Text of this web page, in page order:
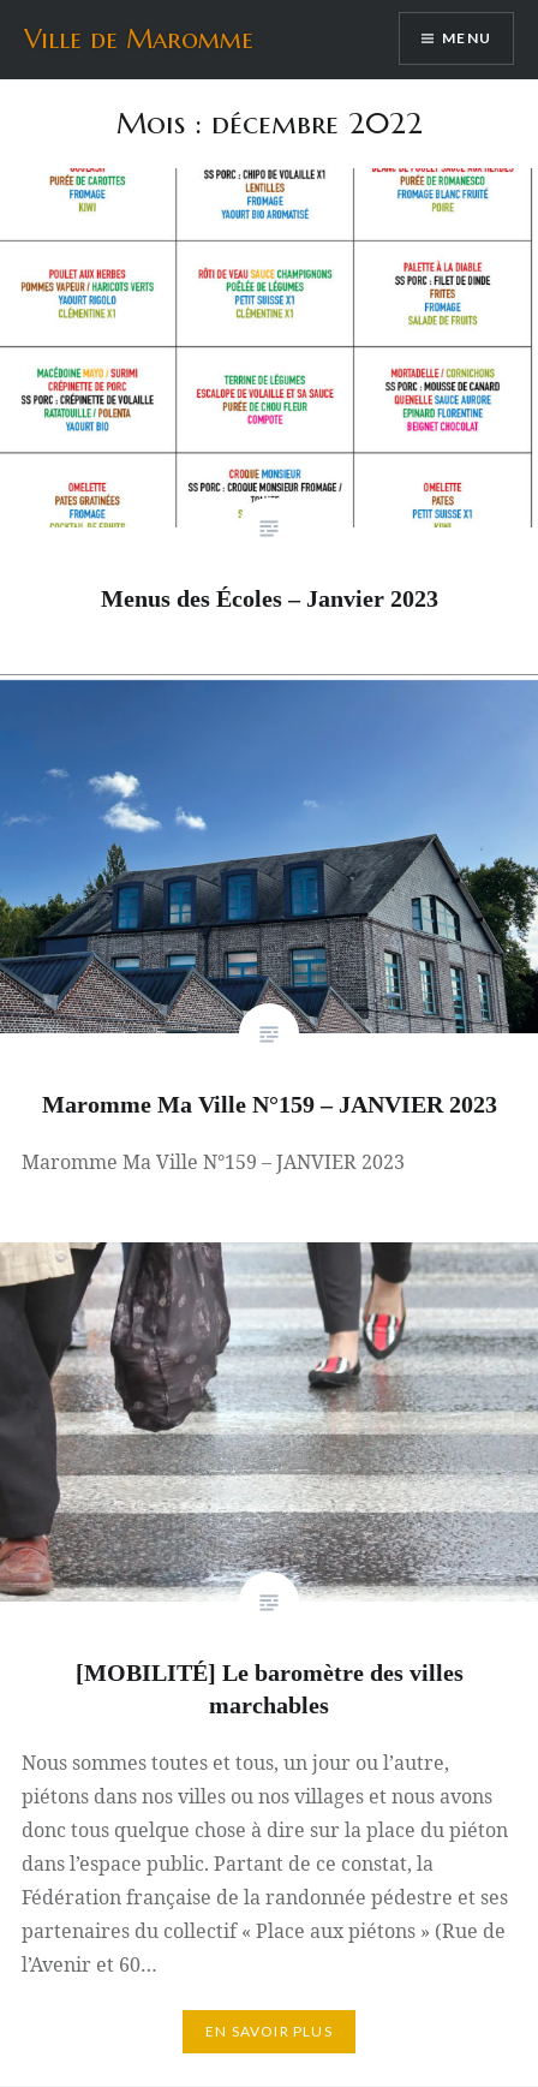
contenu
Ville de Maromme MENU
Mois : décembre 2022
Menus des Écoles – Janvier 2023
Maromme Ma Ville N°159 – JANVIER 2023
Maromme Ma Ville N°159 – JANVIER 2023
[MOBILITÉ] Le baromètre des villes
marchables
Nous sommes toutes et tous, un jour ou l’autre,
piétons dans nos villes ou nos villages et nous avons
donc tous quelque chose à dire sur la place du piéton
dans l’espace public. Partant de ce constat, la
Fédération française de la randonnée pédestre et ses
partenaires du collectif « Place aux piétons » (Rue de
l’Avenir et 60…
EN SAVOIR PLUS